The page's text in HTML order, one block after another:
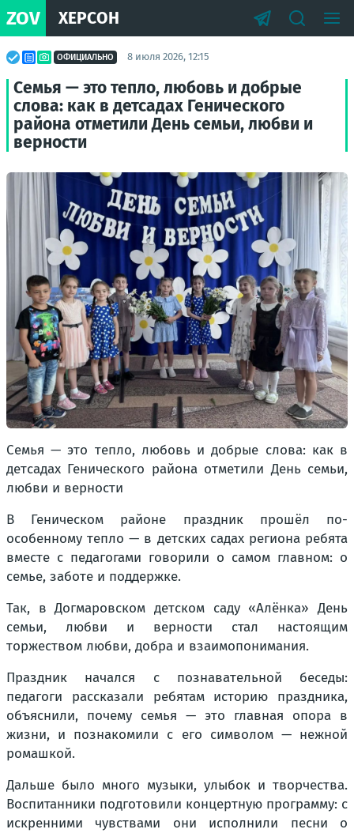
ZOV ХЕРСОН
ОФИЦИАЛЬНО 8 июля 2026, 12:15
Семья — это тепло, любовь и добрые
слова: как в детсадах Генического
района отметили День семьи, любви и
верности
Семья — это тепло, любовь и добрые слова: как в
детсадах Генического района отметили День семьи,
любви и верности
В Геническом районе праздник прошёл по-
особенному тепло — в детских садах региона ребята
вместе с педагогами говорили о самом главном: о
семье, заботе и поддержке.
Так, в Догмаровском детском саду «Алёнка» День
семьи, любви и верности стал настоящим
торжеством любви, добра и взаимопонимания.
Праздник начался с познавательной беседы:
педагоги рассказали ребятам историю праздника,
объяснили, почему семья — это главная опора в
жизни, и познакомили с его символом — нежной
ромашкой.
Дальше было много музыки, улыбок и творчества.
Воспитанники подготовили концертную программу: с
искренними чувствами они исполнили песни о